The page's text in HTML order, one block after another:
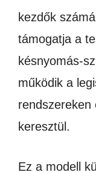
kezdők
támogatja a
késnyomás-
működik a
rendszereken
keresztül.
Ez a modell